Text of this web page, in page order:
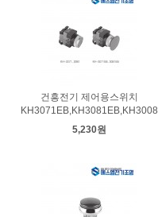
건흥전기 제어용스위치
KH3071EB,KH3081EB,KH3008
5,230원